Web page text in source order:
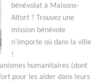
bénévolat à Maisons-
Alfort ? Trouvez une
mission bénévole
n'importe où dans la ville
!
humanitaires (dont
pour les aider dans leurs